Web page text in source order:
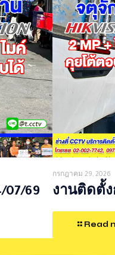
69
กรกฎาคม 29, 2026
งานติดตั้ง
Read